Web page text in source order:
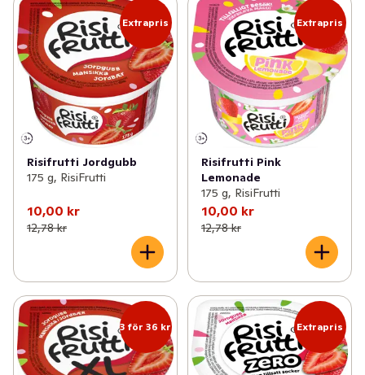
Extrapris
Risifrutti Jordgubb
175 g, RisiFrutti
10,00 kr
12,78 kr
Extrapris
Risifrutti Pink
Lemonade
175 g, RisiFrutti
10,00 kr
12,78 kr
3 för 36 kr Extrapris